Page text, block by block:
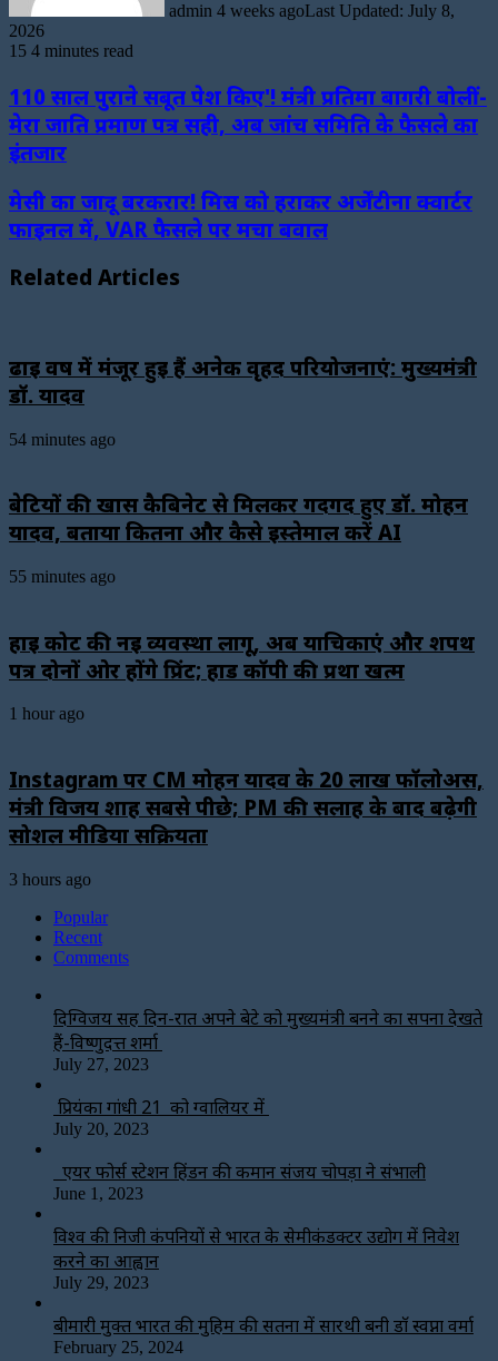
admin 4 weeks agoLast Updated: July 8,
2026
15 4 minutes read
110 साल पुराने सबूत पेश किए'! मंत्री प्रतिमा बागरी बोलीं-
मेरा जाति प्रमाण पत्र सही, अब जांच समिति के फैसले का
इंतजार
मेसी का जादू बरकरार! मिस्र को हराकर अर्जेंटीना क्वार्टर
फाइनल में, VAR फैसले पर मचा बवाल
Related Articles
ढाई वर्ष में मंजूर हुई हैं अनेक वृहद परियोजनाएं: मुख्यमंत्री
डॉ. यादव
54 minutes ago
बेटियों की खास कैबिनेट से मिलकर गदगद हुए डॉ. मोहन
यादव, बताया कितना और कैसे इस्तेमाल करें AI
55 minutes ago
हाई कोर्ट की नई व्यवस्था लागू, अब याचिकाएं और शपथ
पत्र दोनों ओर होंगे प्रिंट; हार्ड कॉपी की प्रथा खत्म
1 hour ago
Instagram पर CM मोहन यादव के 20 लाख फॉलोअर्स,
मंत्री विजय शाह सबसे पीछे; PM की सलाह के बाद बढ़ेगी
सोशल मीडिया सक्रियता
3 hours ago
Popular
Recent
Comments
दिग्विजय सिंह दिन-रात अपने बेटे को मुख्यमंत्री बनने का सपना देखते
हैं-विष्णुदत्त शर्मा
July 27, 2023
प्रियंका गांधी 21 को ग्वालियर में
July 20, 2023
एयर फोर्स स्टेशन हिंडन की कमान संजय चोपड़ा ने संभाली
June 1, 2023
विश्‍व की निजी कंपनियों से भारत के सेमीकंडक्टर उद्योग में निवेश
करने का आह्वान
July 29, 2023
बीमारी मुक्त भारत की मुहिम की सतना में सारथी बनी डाॅ स्वप्ना वर्मा
February 25, 2024